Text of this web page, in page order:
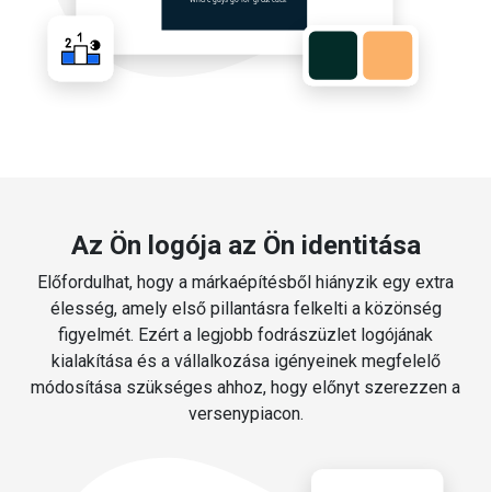
Az Ön logója az Ön identitása
Előfordulhat, hogy a márkaépítésből hiányzik egy extra
élesség, amely első pillantásra felkelti a közönség
figyelmét. Ezért a legjobb fodrászüzlet logójának
kialakítása és a vállalkozása igényeinek megfelelő
módosítása szükséges ahhoz, hogy előnyt szerezzen a
versenypiacon.